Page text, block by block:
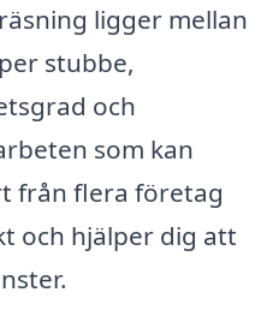
ligger mellan
stubbe,
och
som kan
från flera företag
och hjälper dig att